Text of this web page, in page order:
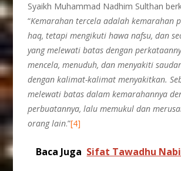
Syaikh Muhammad Nadhim Sulthan
“Kemarahan tercela adalah kemarahan
haq, tetapi mengikuti hawa nafsu, dan
yang melewati batas dengan
mencela, menuduh, dan menyakiti
dengan kalimat-kalimat menyakitkan.
melewati batas dalam kemarahannya
perbuatannya, lalu memukul dan
orang lain.”[4]
Baca Juga Sifat Tawadhu Nabi